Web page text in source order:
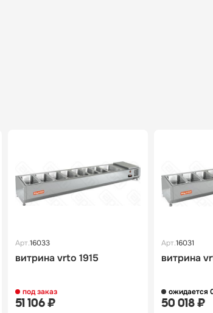
Арт.16033
витрина vrto 1915
под заказ
51 106 ₽
Арт.16031
витрина
ожидается
50 018 ₽